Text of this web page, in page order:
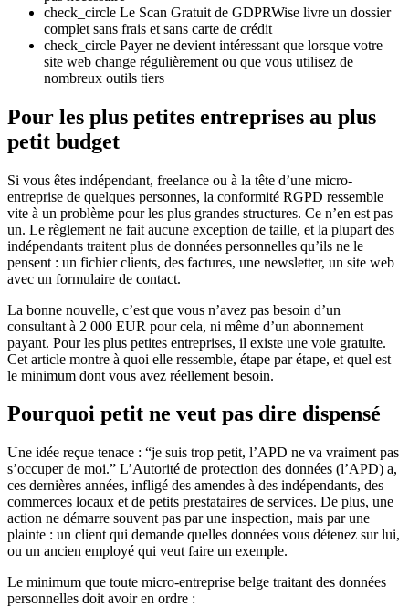
check_circle Le Scan Gratuit de GDPRWise livre un dossier
complet sans frais et sans carte de crédit
check_circle Payer ne devient intéressant que lorsque votre
site web change régulièrement ou que vous utilisez de
nombreux outils tiers
Pour les plus petites entreprises au plus
petit budget
Si vous êtes indépendant, freelance ou à la tête d’une micro-
entreprise de quelques personnes, la conformité RGPD ressemble
vite à un problème pour les plus grandes structures. Ce n’en est pas
un. Le règlement ne fait aucune exception de taille, et la plupart des
indépendants traitent plus de données personnelles qu’ils ne le
pensent : un fichier clients, des factures, une newsletter, un site web
avec un formulaire de contact.
La bonne nouvelle, c’est que vous n’avez pas besoin d’un
consultant à 2 000 EUR pour cela, ni même d’un abonnement
payant. Pour les plus petites entreprises, il existe une voie gratuite.
Cet article montre à quoi elle ressemble, étape par étape, et quel est
le minimum dont vous avez réellement besoin.
Pourquoi petit ne veut pas dire dispensé
Une idée reçue tenace : “je suis trop petit, l’APD ne va vraiment pas
s’occuper de moi.” L’Autorité de protection des données (l’APD) a,
ces dernières années, infligé des amendes à des indépendants, des
commerces locaux et de petits prestataires de services. De plus, une
action ne démarre souvent pas par une inspection, mais par une
plainte : un client qui demande quelles données vous détenez sur lui,
ou un ancien employé qui veut faire un exemple.
Le minimum que toute micro-entreprise belge traitant des données
personnelles doit avoir en ordre :